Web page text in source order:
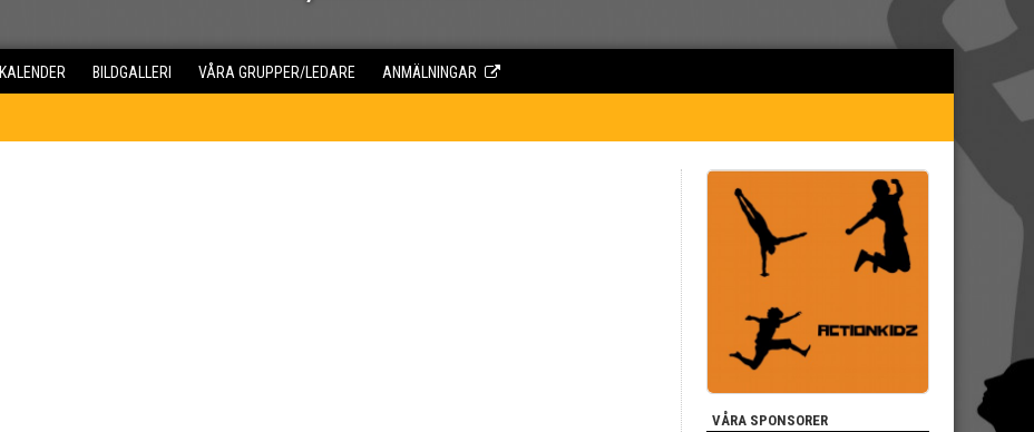
KALENDER BILDGALLERI VÅRA GRUPPER/LEDARE ANMÄLNINGAR
VÅRA SPONSORER